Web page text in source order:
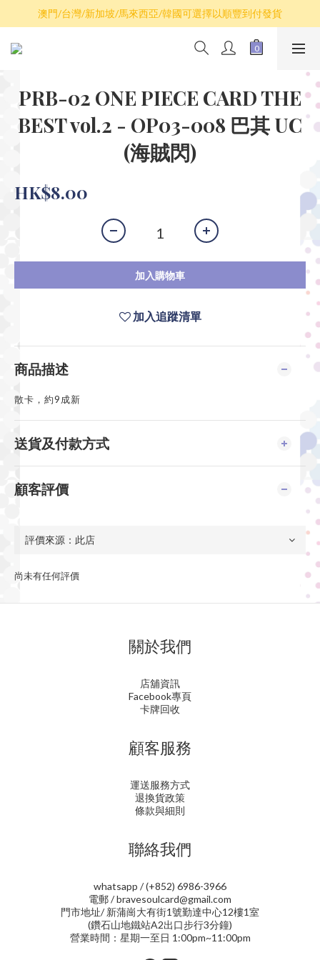
散卡買滿$100包平郵，全部產品買滿$800包順豐(香港境內)
澳門/台灣/新加坡/馬來西亞/韓國可選擇以順豐到付發貨
散卡買滿$100包平郵，全部產品買滿$800包順豐(香港境內)
PRB-02 ONE PIECE CARD THE
BEST vol.2 - OP03-008 巴其 UC
(海賊閃)
HK$8.00
加入購物車
加入追蹤清單
商品描述
散卡，約9成新
送貨及付款方式
顧客評價
尚未有任何評價
關於我們
店舖資訊
Facebook專頁
卡牌回收
顧客服務
運送服務方式
退換貨政策
條款與細則
聯絡我們
whatsapp / (+852) 6986-3966
電郵 / bravesoulcard@gmail.com
門市地址/ 新蒲崗大有街1號勤達中心12樓1室
(鑽石山地鐵站A2出口步行3分鐘)
營業時間：星期一至日 1:00pm~11:00pm